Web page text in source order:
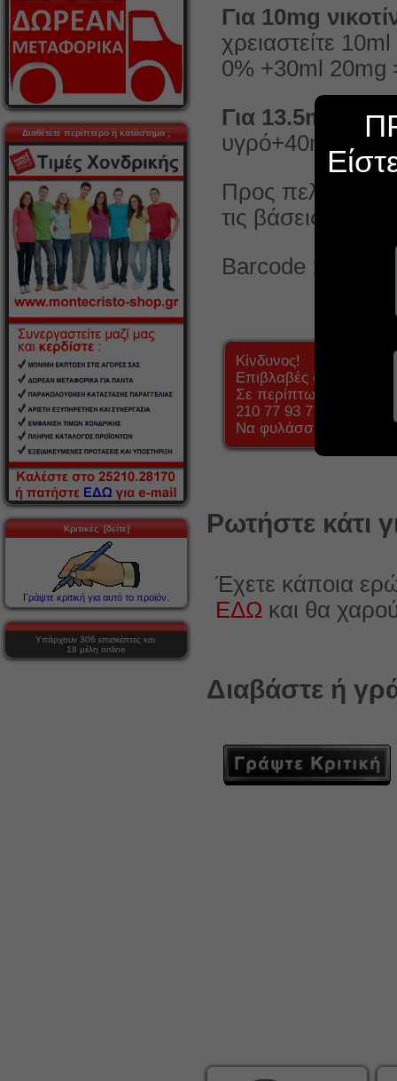
Διαθέτετε περίπτερο ή κατάστημα ;
Κριτικές [δείτε]
Γράψτε κριτική για αυτό το προϊόν.
Υπάρχουν 306 επισκέπτες και
18 μέλη online
Για 10mg
χρειαστείτε
0% +30ml 20mg
Για 13.5mg
υγρό+40ml
Προς πελάτες
τις βάσεις που
Barcode :
Κίνδυνος!
Επιβλαβές σε
Σε περίπτωση
210 77 93 777.
Να φυλάσσεται μακριά
Ρωτήστε κάτι
Έχετε κάποια
ΕΔΩ και θα
Διαβάστε ή